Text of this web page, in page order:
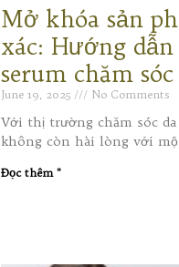
Mở khóa sản
xác: Hướng
serum chăm
June 19, 2025 No Comments
Với thị trường chăm sóc
không còn hài lòng với
Đọc thêm "